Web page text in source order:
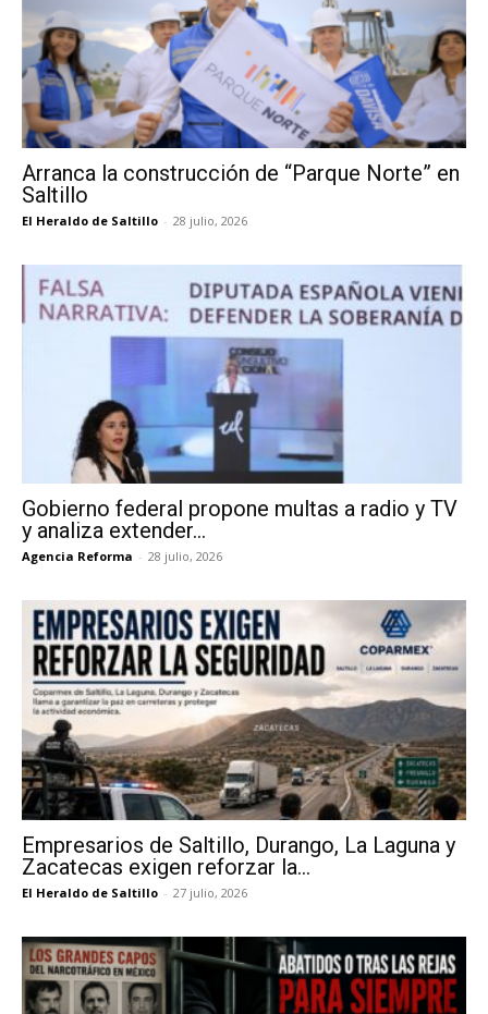
Arranca la construcción de “Parque Norte” en
Saltillo
El Heraldo de Saltillo - 28 julio, 2026
Gobierno federal propone multas a radio y TV
y analiza extender...
Agencia Reforma - 28 julio, 2026
Empresarios de Saltillo, Durango, La Laguna y
Zacatecas exigen reforzar la...
El Heraldo de Saltillo - 27 julio, 2026